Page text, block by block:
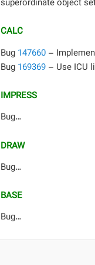
superordinate object
CALC
Bug 147660–
Bug 169369– Use ICU
IMPRESS
Bug…
DRAW
Bug…
BASE
Bug…